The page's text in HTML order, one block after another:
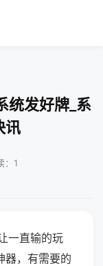
统发好牌_系
讯
：1
一直输的玩
器，有需要的